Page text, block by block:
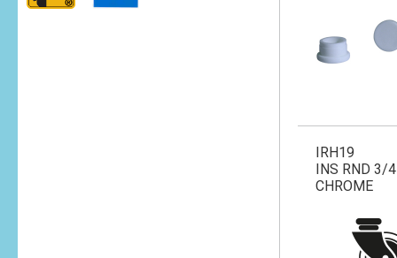
IRH19
INS RND 3/
CHROME